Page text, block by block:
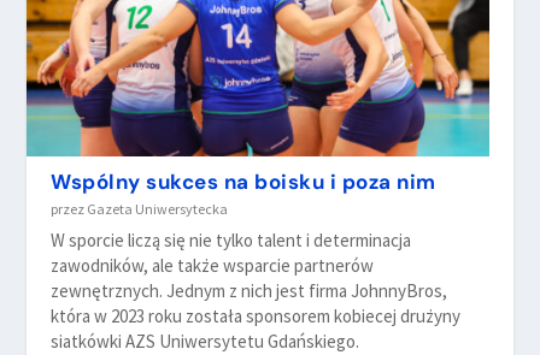
Wspólny sukces na boisku i poza nim
przez Gazeta Uniwersytecka
W sporcie liczą się nie tylko talent i determinacja
zawodników, ale także wsparcie partnerów
zewnętrznych. Jednym z nich jest firma JohnnyBros,
która w 2023 roku została sponsorem kobiecej drużyny
siatkówki AZS Uniwersytetu Gdańskiego.